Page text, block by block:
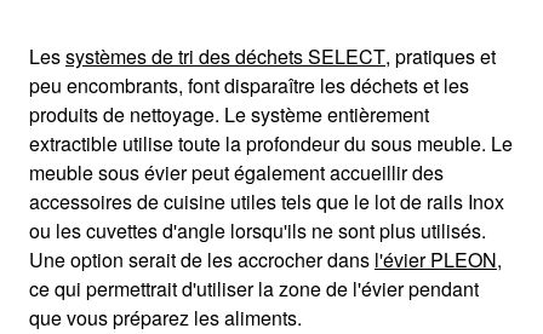
Lessystèmes de tri des déchets SELECT, pratiques et
peu encombrants, font disparaître les déchets et les
produits de nettoyage. Le système entièrement
extractible utilise toute la profondeur du sous meuble. Le
meuble sous évier peut également accueillir des
accessoires de cuisine utiles tels que le lot de rails Inox
ou les cuvettes d'angle lorsqu'ils ne sont plus utilisés.
Une option serait de les accrocher dans l'évier PLEON,
ce qui permettrait d'utiliser la zone de l'évier pendant
que vous préparez les aliments.